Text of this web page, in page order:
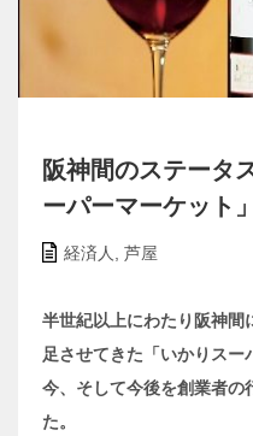
阪神間のステータ
ーパーマーケット」
経済人, 芦屋
半世紀以上にわたり阪神間
足させてきた「いかりスー
今、そして今後を創業者の
た。